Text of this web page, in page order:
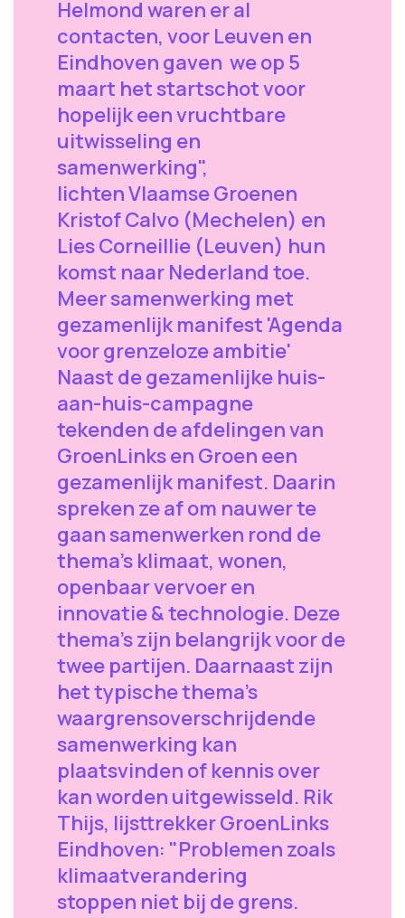
Helmond waren er al
contacten, voor Leuven en
Eindhoven gaven we op 5
maart het startschot voor
hopelijk een vruchtbare
uitwisseling en
samenwerking",
lichten Vlaamse Groenen
Kristof Calvo (Mechelen) en
Lies Corneillie (Leuven) hun
komst naar Nederland toe.
Meer samenwerking met
gezamenlijk manifest 'Agenda
voor grenzeloze ambitie'
Naast de gezamenlijke huis-
aan-huis-campagne
tekenden de afdelingen van
GroenLinks en Groen een
gezamenlijk manifest. Daarin
spreken ze af om nauwer te
gaan samenwerken rond de
thema's klimaat, wonen,
openbaar vervoer en
innovatie & technologie. Deze
thema’s zijn belangrijk voor de
twee partijen. Daarnaast zijn
het typische thema's
waargrensoverschrijdende
samenwerking kan
plaatsvinden of kennis over
kan worden uitgewisseld. Rik
Thijs, lijsttrekker GroenLinks
Eindhoven: "Problemen zoals
klimaatverandering
stoppen niet bij de grens.